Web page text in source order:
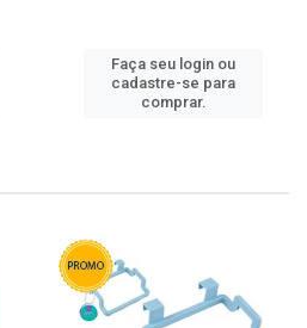
Faça seu login ou
cadastre-se para
comprar.